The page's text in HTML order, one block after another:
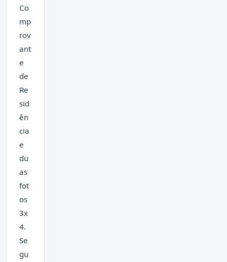
Co
mp
rov
ant
e
de
Re
sid
ên
cia
e
du
as
fot
os
3x
4.
Se
gu